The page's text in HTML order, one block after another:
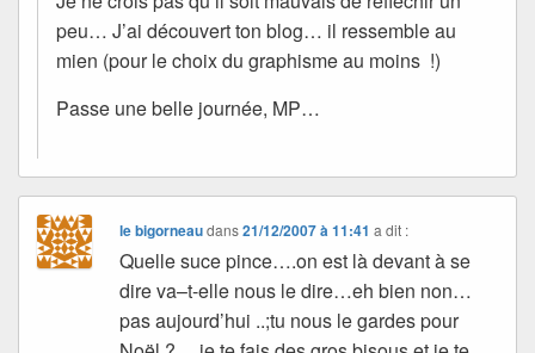
peu… J’ai découvert ton blog… il ressemble au
mien (pour le choix du graphisme au moins !)
Passe une belle journée, MP…
le bigorneaudans21/12/2007 à 11:41 a dit :
Quelle suce pince….on est là devant à se
dire va–t-elle nous le dire…eh bien non…
pas aujourd’hui ..;tu nous le gardes pour